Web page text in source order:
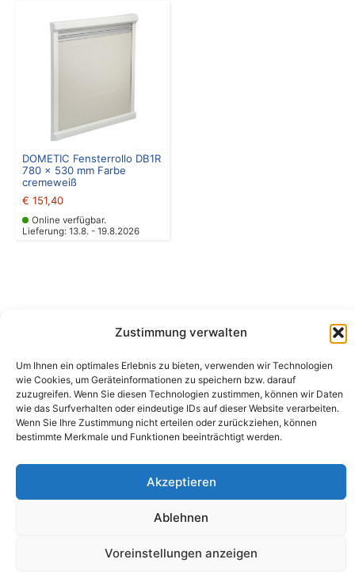
Zustimmung verwalten
Um Ihnen ein optimales Erlebnis zu bieten, verwenden wir Technologien
wie Cookies, um Geräteinformationen zu speichern bzw. darauf
zuzugreifen. Wenn Sie diesen Technologien zustimmen, können wir Daten
wie das Surfverhalten oder eindeutige IDs auf dieser Website verarbeiten.
Wenn Sie Ihre Zustimmung nicht erteilen oder zurückziehen, können
bestimmte Merkmale und Funktionen beeinträchtigt werden.
Akzeptieren
Ablehnen
Voreinstellungen anzeigen
DOMETIC Fensterrollo DB1R
780 x 530 mm Farbe
cremeweiß
€ 151,40
Online verfügbar.
Lieferung: 13.8. - 19.8.2026
Peter-Leardi-Weg 4, 8054 Graz
Steiermark / Österreich​
info@campingbergler.at​
Impressum
AGB
Widerrufsrecht und Formular
Datenschutzerklärung